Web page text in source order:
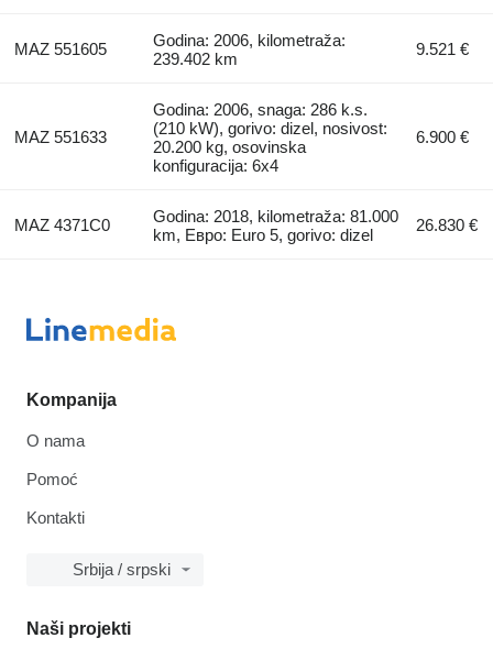
MAZ 551605
Godina: 2006, kilometraža:
239.402 km
9.521 €
MAZ 551633
Godina: 2006, snaga: 286 k.s.
(210 kW), gorivo: dizel, nosivost:
20.200 kg, osovinska
konfiguracija: 6x4
6.900 €
MAZ 4371C0
Godina: 2018, kilometraža: 81.000
km, Евро: Euro 5, gorivo: dizel
26.830 €
Kompanija
O nama
Pomoć
Kontakti
Srbija / srpski
Naši projekti